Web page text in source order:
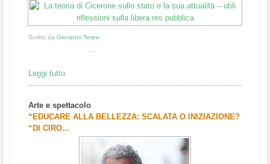
Scritto da Giovanni Teresi
Leggi tutto
Arte e spettacolo
“EDUCARE ALLA BELLEZZA: SCALATA O INIZIAZIONE?
“DI CIRO...